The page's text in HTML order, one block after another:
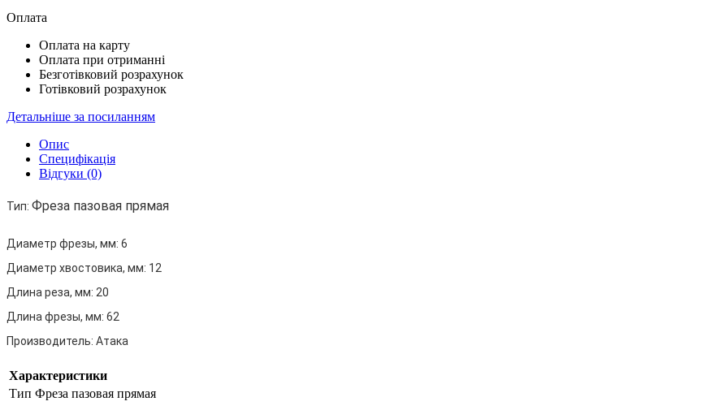
Оплата
Оплата на карту
Оплата при отриманні
Безготівковий розрахунок
Готівковий розрахунок
Детальніше за посиланням
Опис
Специфікація
Відгуки (0)
Тип: Фреза пазовая прямая
Диаметр фрезы, мм: 6
Диаметр хвостовика, мм: 12
Длина реза, мм: 20
Длина фрезы, мм: 62
Производитель: Атака
Характеристики
Тип Фреза пазовая прямая